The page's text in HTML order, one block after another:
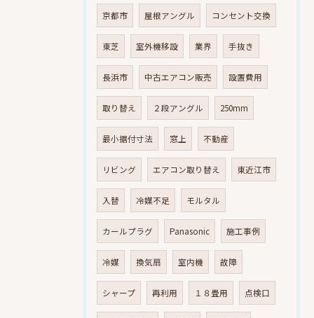
京都市 屋根アングル コンセント交換
東芝 室外機移設 業界 手抜き
長浜市 中古エアコン販売 設置費用
取り替え ２段アングル 250mm
最小据付寸法 窓上 不動産
リビング エアコン取り替え 東近江市
入替 冷媒不足 モルタル
カールプラグ Panasonic 施工事例
冷媒 換気扇 室内機 故障
シャープ 再利用 １８畳用 点検口